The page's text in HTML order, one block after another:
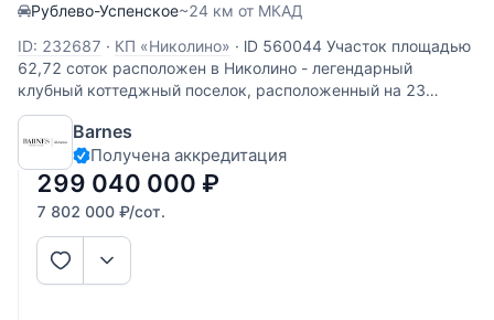
Рублево-Успенское~24 км от МКАД
ID: 232687 · КП «Николино» · lD 560044 Участок площадью
62,72 соток расположен в Николино - легендарный
клубный коттеджный поселок, расположенный на 23
километре Рублево-Успенского шоссе. Продуманный до
мелочей и выдержанный в едином стиле, он —
олицетворение элитного
Barnes
Получена аккредитация
299 040 000 ₽
7 802 000 ₽/сот.